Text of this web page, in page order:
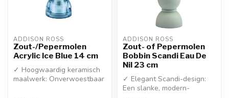
ADDISON ROSS
Zout-/Pepermolen
Acrylic Ice Blue 14 cm
✓ Hoogwaardig keramisch
maalwerk: Onverwoestbaar
ADDISON ROSS
Zout- of Pepermolen
Bobbin Scandi Eau De
Nil 23 cm
✓ Elegant Scandi-design:
Een slanke, modern-